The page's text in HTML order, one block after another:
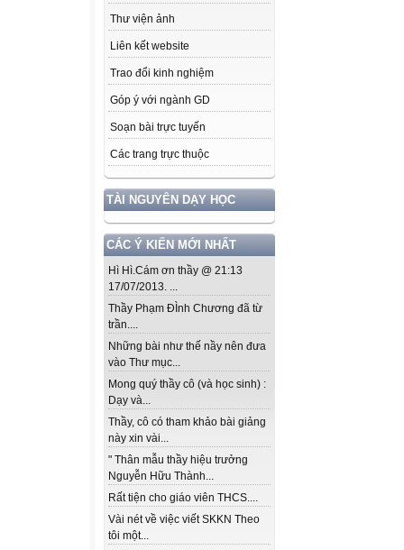
Thư viện ảnh
Liên kết website
Trao đổi kinh nghiệm
Góp ý với ngành GD
Soạn bài trực tuyến
Các trang trực thuộc
TÀI NGUYÊN DẠY HỌC
CÁC Ý KIẾN MỚI NHẤT
Hì Hì.Cám ơn thầy @ 21:13
17/07/2013. ...
Thầy Phạm ĐÌnh Chương đã từ
trần....
Những bài như thế nầy nên đưa
vào Thư mục...
Mong quý thầy cô (và học sinh) :
Dạy và...
Thầy, cô có tham khảo bài giảng
này xin vài...
" Thân mẫu thầy hiệu trưởng
Nguyễn Hữu Thành...
Rất tiện cho giáo viên THCS....
Vài nét về việc viết SKKN Theo
tôi một...